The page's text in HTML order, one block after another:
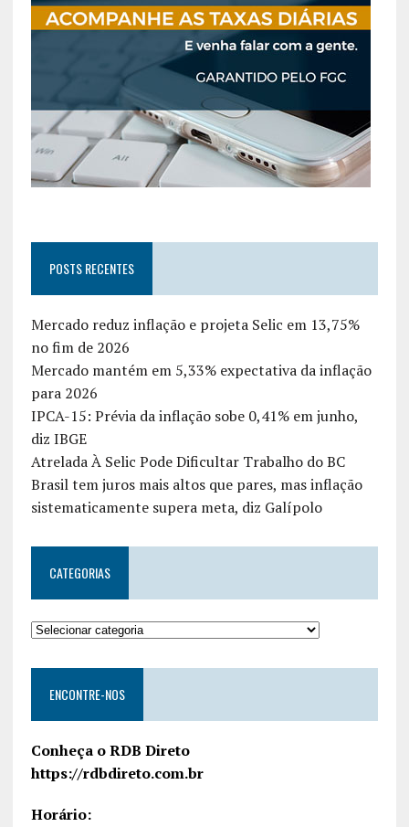
POSTS RECENTES
Mercado reduz inflação e projeta Selic em 13,75%
no fim de 2026
Mercado mantém em 5,33% expectativa da inflação
para 2026
IPCA-15: Prévia da inflação sobe 0,41% em junho,
diz IBGE
Atrelada À Selic Pode Dificultar Trabalho do BC
Brasil tem juros mais altos que pares, mas inflação
sistematicamente supera meta, diz Galípolo
CATEGORIAS
ENCONTRE-NOS
Conheça o RDB Direto
https://rdbdireto.com.br
Horário: